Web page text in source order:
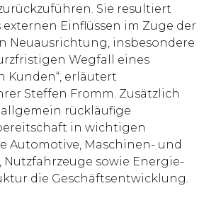
Sie resultiert
externen Einflüssen im Zuge der
Neuausrichtung, insbesondere
Wegfall eines
Kunden“, erläutert
Steffen Fromm. Zusätzlich
rückläufige
in wichtigen
Automotive, Maschinen- und
sowie Energie-
die Geschäftsentwicklung.